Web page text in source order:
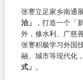
张謇立足家乡南通
治」
，打造一个「
外，修水利、广慈
张謇积极学习外国
融、城市等现代化
式」 。